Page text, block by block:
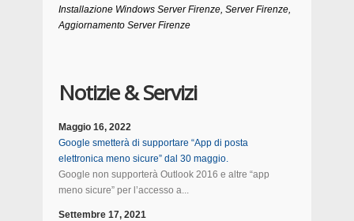
Installazione Windows Server Firenze, Server Firenze,
Aggiornamento Server Firenze
Notizie & Servizi
Maggio 16, 2022
Google smetterà di supportare “App di posta
elettronica meno sicure” dal 30 maggio.
Google non supporterà Outlook 2016 e altre “app
meno sicure” per l’accesso a...
Settembre 17, 2021